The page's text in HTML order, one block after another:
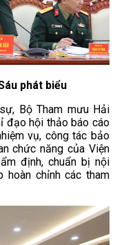
phát biểu
Bộ Tham mưu Hải
đạo hội thảo báo cáo
vụ, công tác bảo
chức năng của Viện
định, chuẩn bị nội
hoàn chỉnh các tham